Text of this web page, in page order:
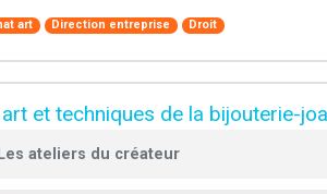
art Direction entreprise Droit
art et techniques de la bijouterie-
Les ateliers du créateur